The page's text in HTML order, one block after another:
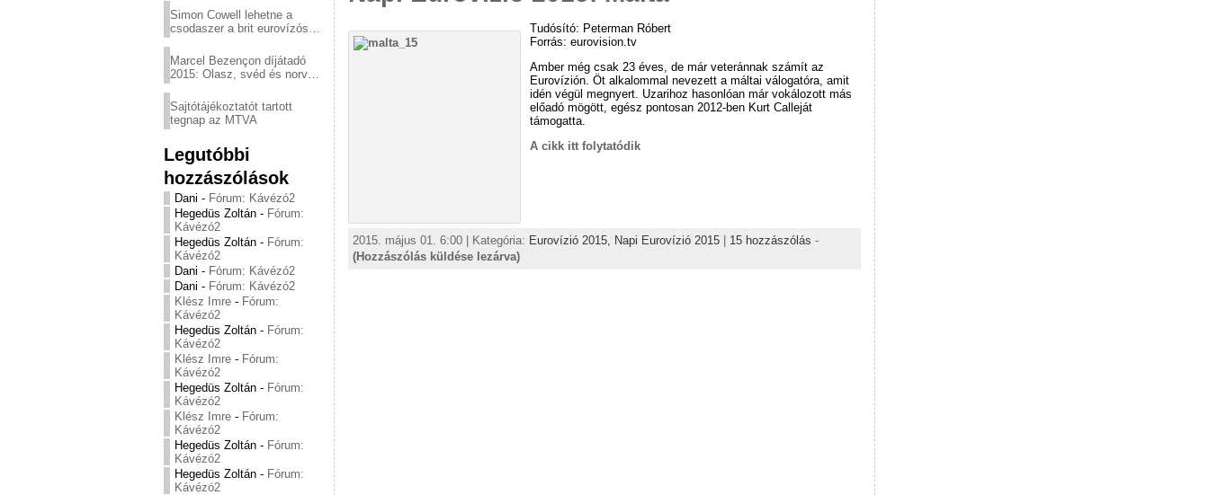
Simon Cowell lehetne a
csodaszer a brit eurovízós
Marcel Bezençon díjátadó
2015: Olasz, svéd és norvég
Sajtótájékoztatót tartott
tegnap az MTVA
Legutóbbi
hozzászólások
Dani - Fórum: Kávézó2
Hegedüs Zoltán - Fórum:
Kávézó2
Hegedüs Zoltán - Fórum:
Kávézó2
Dani - Fórum: Kávézó2
Dani - Fórum: Kávézó2
Klész Imre - Fórum:
Kávézó2
Hegedüs Zoltán - Fórum:
Kávézó2
Klész Imre - Fórum:
Kávézó2
Hegedüs Zoltán - Fórum:
Kávézó2
Klész Imre - Fórum:
Kávézó2
Hegedüs Zoltán - Fórum:
Kávézó2
Hegedüs Zoltán - Fórum:
Kávézó2
Tudósító: Peterman Róbert
Forrás: eurovision.tv
Amber még csak 23 éves, de már veteránnak számít az
Eurovízión. Öt alkalommal nevezett a máltai válogatóra, amit
idén végül megnyert. Uzarihoz hasonlóan már vokálozott más
előadó mögött, egész pontosan 2012-ben Kurt Calleját
támogatta.
A cikk itt folytatódik
2015. május 01. 6:00 | Kategória: Eurovízió 2015, Napi Eurovízió 2015 15 hozzászólás -
(Hozzászólás küldése lezárva)